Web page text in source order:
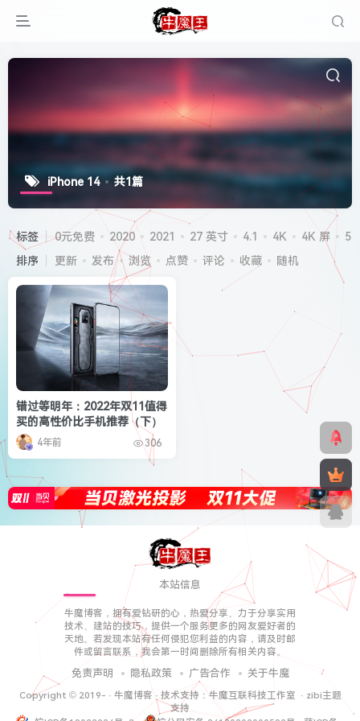
iPhone 14 共1篇
标签 0元免费 2020 2021 27 英寸 4.1 4K 4K 屏
5G
排序
更新 发布 浏览 点赞 评论 收藏 随机
错过等明年：2022年双11值得
买的高性价比手机推荐（下）
4年前 306
本站信息
牛魔博客，拥有爱钻研的心，热爱分享、力于分享实用
技术、建站的技巧，提供一个服务更多的网友爱好者的
天地。若发现本站有任何侵犯您利益的内容，请及时邮
件或留言联系，我会第一时间删除所有相关内容。
免责声明 隐私政策 广告合作 关于牛魔
Copyright © 2019- · 牛魔博客 · 技术支持： 牛魔互联科技工作室 · zibi主题
支持